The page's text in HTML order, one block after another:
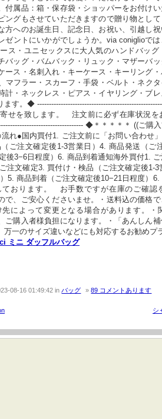
付属品：箱・保存袋・ショッパーをお付け
ングもさせていただきますので贈り物とし
方へのお誕生日、記念日、お祝い、引越し
ゼントにいかがでしょうか。via coniglioで
ス・ユニセックスに大人気のハンドバッグ
バッグ・バムバック・リュック・マザーバ
ース・名刺入れ・キーケース・キーリング
マフラー・スカーフ・手袋・ベルト・ネク
計・ネックレス・ピアス・イヤリング・ブ
す。◆
せを致します。　注文前に必ず在庫状況を
◆＊＊＊＊＊ ((ご購
れ●国内買付1. ご注文前に「お問い合わせ
ご注文確定後1-3営業日）4. 商品発送（ご
後3−6日程度）6. 商品到着通知海外買付1.
注文確定3. 買付け・検品（ご注文確定後1-
5. 商品到着（ご注文確定後10−21日程度）
おります。　お手数ですが在庫のご確認
で、ご安心くださいませ。・送料込の価格
によって変更となる場合があります。・
ご購入者様負担になります。・「あんしん
万一のサイズ違いなどにも対応するお勧めプ
ミニ ダッフルバッグ
08-16 01:49:42inバッグ 89 コメントあります
シ